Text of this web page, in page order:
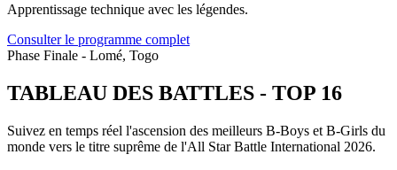
Apprentissage technique avec les légendes.
Consulter le programme complet
Phase Finale - Lomé, Togo
TABLEAU DES BATTLES - TOP 16
Suivez en temps réel l'ascension des meilleurs B-Boys et B-Girls du
monde vers le titre suprême de l'All Star Battle International 2026.